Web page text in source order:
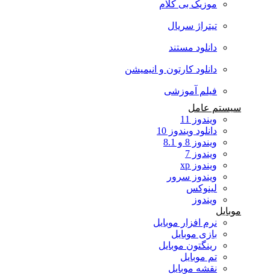
موزیک بی کلام
تیتراژ سریال
دانلود مستند
دانلود کارتون و انیمیشن
فیلم آموزشی
سیستم عامل
ویندوز 11
دانلود ویندوز 10
ویندوز 8 و 8.1
ویندوز 7
ویندوز xp
ویندوز سرور
لینوکس
ویندوز
موبایل
نرم افزار موبایل
بازی موبایل
رینگتون موبایل
تم موبایل
نقشه موبایل